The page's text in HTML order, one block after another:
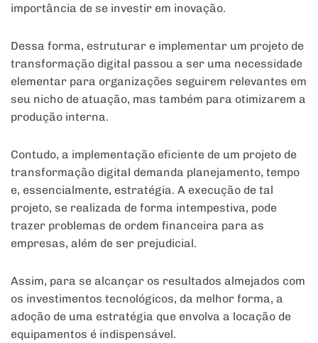
importância de se investir em inovação.
Dessa forma, estruturar e implementar um projeto de
transformação digital passou a ser uma necessidade
elementar para organizações seguirem relevantes em
seu nicho de atuação, mas também para otimizarem a
produção interna.
Contudo, a implementação eficiente de um projeto de
transformação digital demanda planejamento, tempo
e, essencialmente, estratégia. A execução de tal
projeto, se realizada de forma intempestiva, pode
trazer problemas de ordem financeira para as
empresas, além de ser prejudicial.
Assim, para se alcançar os resultados almejados com
os investimentos tecnológicos, da melhor forma, a
adoção de uma estratégia que envolva a locação de
equipamentos é indispensável.